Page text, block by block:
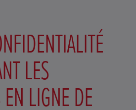
LES
LIGNE DE